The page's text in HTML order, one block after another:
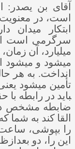
آقای بن ی­صدر:
است، در
ابتکار میدان
سرگرمی است
میلیارد، آن
می­شود و می­شود
انداخت. به هر
باید در رابطه
ضابطه مشخص
القا کند به شما
را بپوشی،
این را، دو